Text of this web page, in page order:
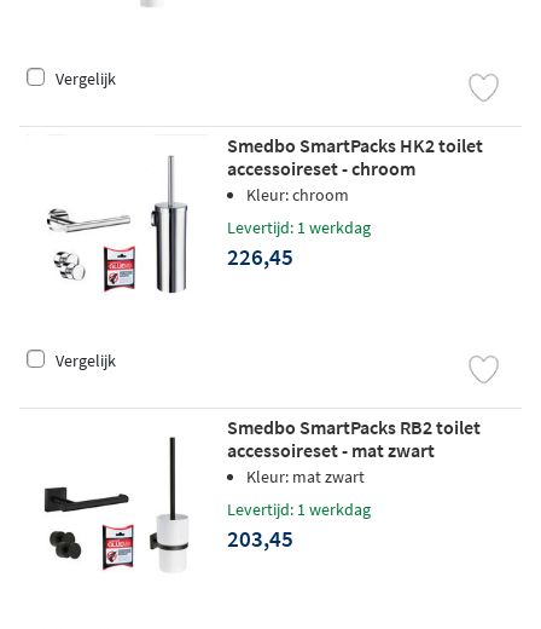
Vergelijk
Smedbo SmartPacks HK2 toilet
accessoireset - chroom
Kleur: chroom
Levertijd: 1 werkdag
226,45
Vergelijk
Smedbo SmartPacks RB2 toilet
accessoireset - mat zwart
Kleur: mat zwart
Levertijd: 1 werkdag
203,45